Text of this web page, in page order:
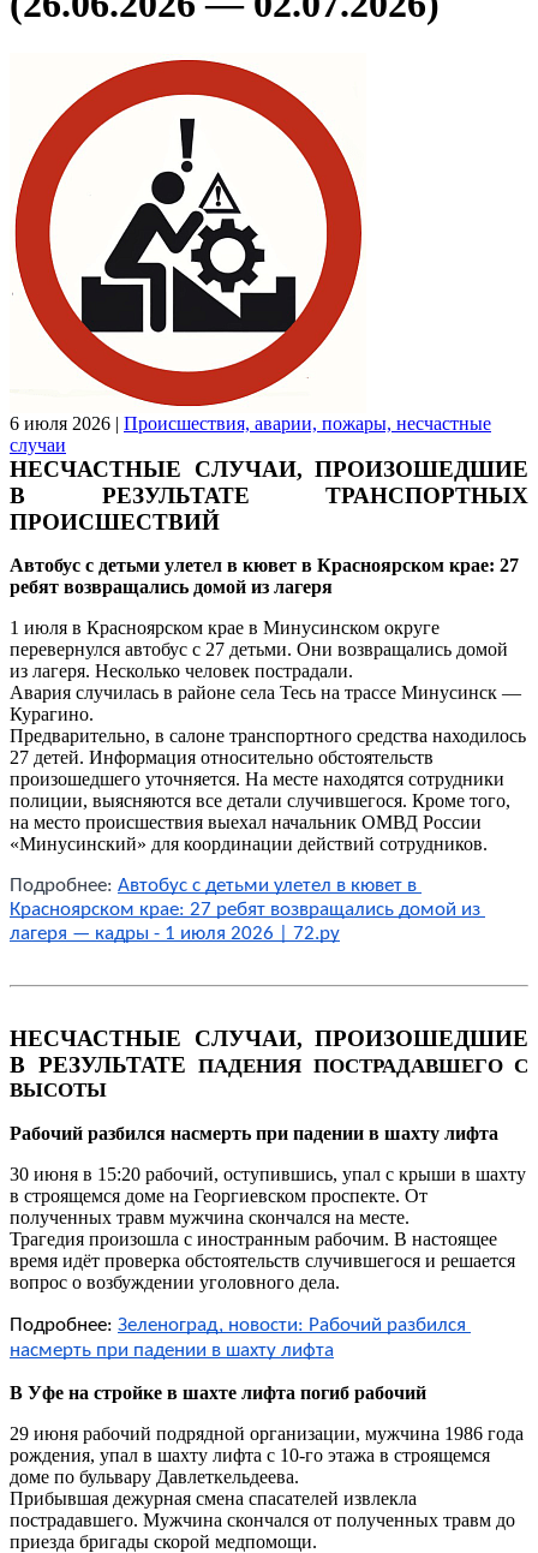
6 июля 2026 | Происшествия, аварии, пожары, несчастные
случаи
НЕСЧАСТНЫЕ СЛУЧАИ, ПРОИЗОШЕДШИЕ
В РЕЗУЛЬТАТЕ ТРАНСПОРТНЫХ
ПРОИСШЕСТВИЙ
Автобус с детьми улетел в кювет в Красноярском крае: 27
ребят возвращались домой из лагеря
1 июля в Красноярском крае в Минусинском округе
перевернулся автобус с 27 детьми. Они возвращались домой
из лагеря. Несколько человек пострадали.
Авария случилась в районе села Тесь на трассе Минусинск —
Курагино.
Предварительно, в салоне транспортного средства находилось
27 детей. Информация относительно обстоятельств
произошедшего уточняется. На месте находятся сотрудники
полиции, выясняются все детали случившегося. Кроме того,
на место происшествия выехал начальник ОМВД России
«Минусинский» для координации действий сотрудников.
Подробнее: Автобус с детьми улетел в кювет в
Красноярском крае: 27 ребят возвращались домой из
лагеря — кадры - 1 июля 2026 | 72.ру
НЕСЧАСТНЫЕ СЛУЧАИ, ПРОИЗОШЕДШИЕ
В РЕЗУЛЬТАТЕ ПАДЕНИЯ ПОСТРАДАВШЕГО С
ВЫСОТЫ
Рабочий разбился насмерть при падении в шахту лифта
30 июня в 15:20 рабочий, оступившись, упал с крыши в шахту
в строящемся доме на Георгиевском проспекте. От
полученных травм мужчина скончался на месте.
Трагедия произошла с иностранным рабочим. В настоящее
время идёт проверка обстоятельств случившегося и решается
вопрос о возбуждении уголовного дела.
Подробнее: Зеленоград, новости: Рабочий разбился
насмерть при падении в шахту лифта
В Уфе на стройке в шахте лифта погиб рабочий
29 июня рабочий подрядной организации, мужчина 1986 года
рождения, упал в шахту лифта с 10-го этажа в строящемся
доме по бульвару Давлеткельдеева.
Прибывшая дежурная смена спасателей извлекла
пострадавшего. Мужчина скончался от полученных травм до
приезда бригады скорой медпомощи.